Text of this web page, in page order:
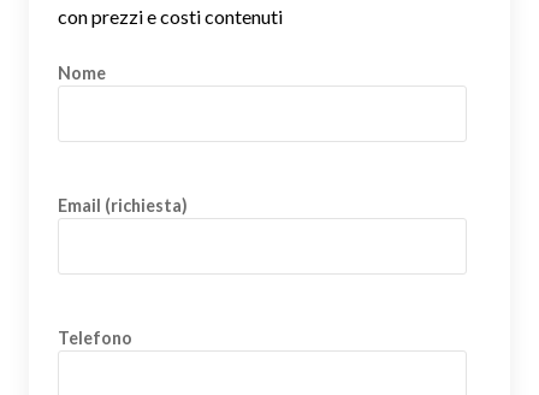
con prezzi e costi contenuti
Nome
Email (richiesta)
Telefono